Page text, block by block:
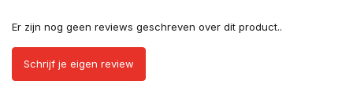
Er zijn nog geen reviews geschreven over dit product..
Schrijf je eigen review